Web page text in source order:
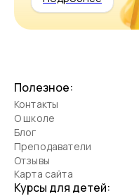
Полезное:
Контакты
О школе
Блог
Преподаватели
Отзывы
Карта сайта
Курсы для детей: